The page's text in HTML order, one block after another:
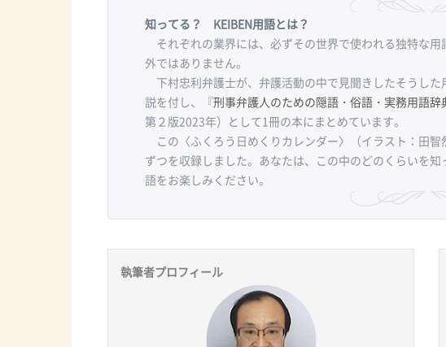
知ってる？ KEIBEN用語とは？
それぞれの業界には、必ずその世界で使われる独特な用
外ではありません。
下村忠利弁護士が、弁護活動の中で見聞きしたそうし
説を付し、『刑事弁護人のための隠語・俗語・実務用語辞
第２版2023年）として1冊の本にまとめています。
この〈ふくろう日めくりカレンダー〉（イラスト：田
ずつを収録しました。あなたは、この中のどのくらいを
語をお楽しみください。
執筆者プロフィール